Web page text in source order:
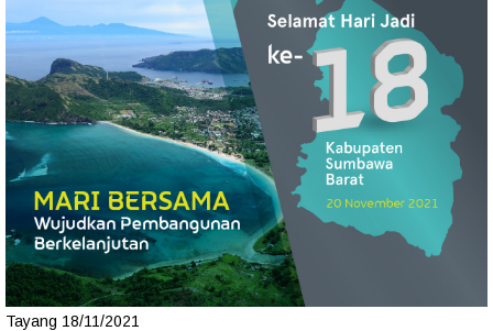
Tayang 18/11/2021